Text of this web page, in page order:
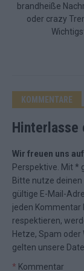
brandheiße
oder crazy
KOMMENTARE
Hinterlasse
Wir freuen uns
Perspektive. Mit *
Bitte nutze
gültige E-Mail-
jeden Kommentar
respektieren,
Hetze, Spam
gelten unsere
* Kommentar